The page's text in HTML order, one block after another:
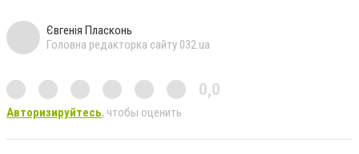
Євгенія Пласконь
Головна редакторка сайту 032.ua
0,0
Авторизируйтесь, чтобы оценить